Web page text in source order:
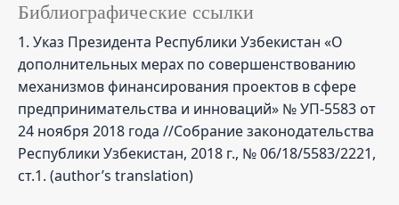
Библиографические ссылки
1. Указ Президента Республики Узбекистан «О
дополнительных мерах по совершенствованию
механизмов финансирования проектов в сфере
предпринимательства и инноваций» № УП-5583 от
24 ноября 2018 года //Собрание законодательства
Республики Узбекистан, 2018 г., № 06/18/5583/2221,
ст.1. (author’s translation)